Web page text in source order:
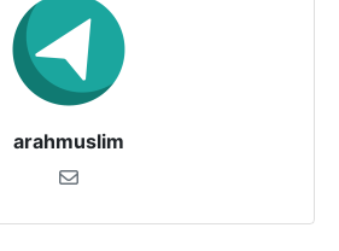
arahmuslim